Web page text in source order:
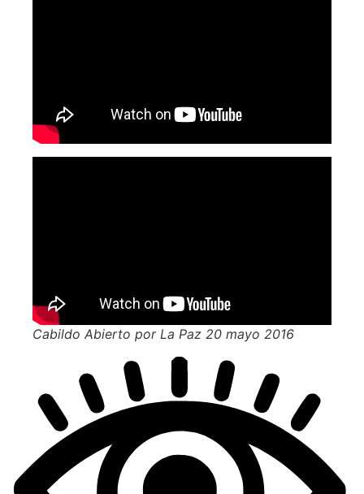
Cabildo Abierto por La Paz 20 mayo 2016